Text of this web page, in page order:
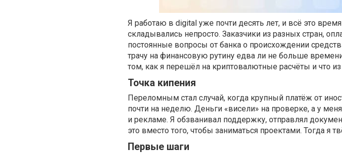
Я работаю в digital уже почти десять лет, и всё это
складывались непросто. Заказчики из разных стран,
постоянные вопросы от банка о происхождении
трачу на финансовую рутину едва ли не больше
том, как я перешёл на криптовалютные расчёты и что
Точка кипения
Переломным стал случай, когда крупный платёж от
почти на неделю. Деньги «висели» на проверке, а у
и рекламе. Я обзванивал поддержку, отправлял
это вместо того, чтобы заниматься проектами. Тогда я
Первые шаги